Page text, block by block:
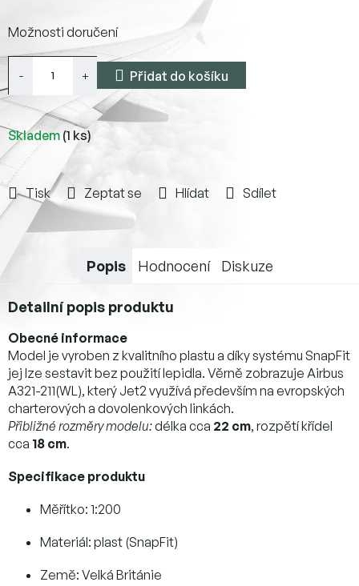
cena:
Skladem (1 ks)
Možnosti doručení
Přidat do košíku
Tisk Zeptat se Hlídat Sdílet
Popis Hodnocení Diskuze
Detailní popis produktu
Obecné informace
Model je vyroben z kvalitního plastu a díky systému SnapFit
jej lze sestavit bez použití lepidla. Věrně zobrazuje Airbus
A321-211(WL), který Jet2 využívá především na evropských
charterových a dovolenkových linkách.
Přibližné rozměry modelu:délka cca 22 cm, rozpětí křídel
cca 18 cm.
Specifikace produktu
Měřítko: 1:200
Materiál: plast (SnapFit)
Země: Velká Británie